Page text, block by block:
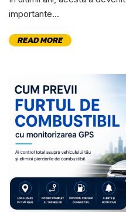
importante...
READ MORE